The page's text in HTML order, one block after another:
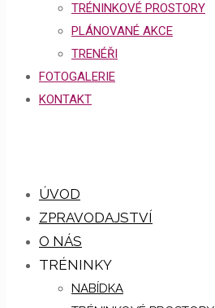
TRÉNINKOVÉ PROSTORY
PLÁNOVANÉ AKCE
TRENÉŘI
FOTOGALERIE
KONTAKT
ÚVOD
ZPRAVODAJSTVÍ
O NÁS
TRÉNINKY
NABÍDKA